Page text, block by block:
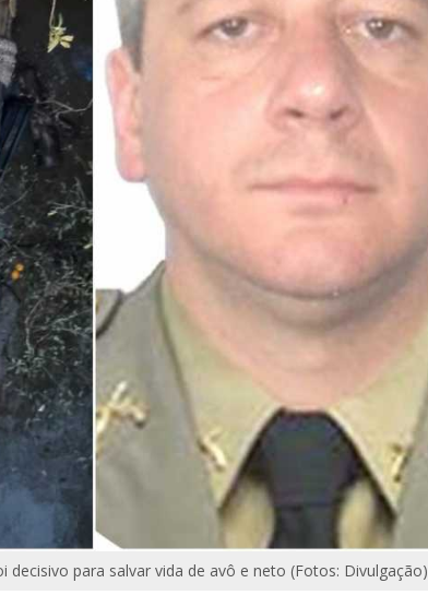
decisivo para salvar vida de avô e neto (Fotos: Divulgação)